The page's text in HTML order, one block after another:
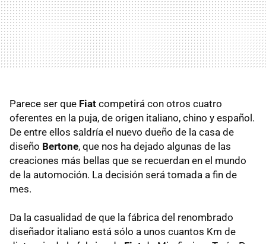
Parece ser que Fiat competirá con otros cuatro
oferentes en la puja, de origen italiano, chino y español.
De entre ellos saldría el nuevo dueño de la casa de
diseño Bertone, que nos ha dejado algunas de las
creaciones más bellas que se recuerdan en el mundo
de la automoción. La decisión será tomada a fin de
mes.
Da la casualidad de que la fábrica del renombrado
diseñador italiano está sólo a unos cuantos Km de